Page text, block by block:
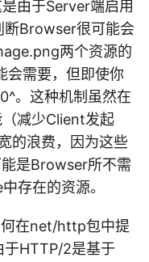
由于Server端启用
断Browser很可能会
两个资源的
会需要，但即使你
。这种机制虽然在
减少Client发起
的浪费，因为这些
是Browser所不需
存在的资源。
何在net/http包中提
HTTP/2是基于